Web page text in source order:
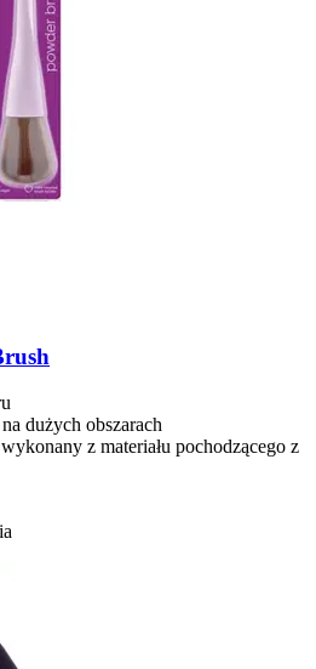
dużych obszarach
z materiału pochodzącego z